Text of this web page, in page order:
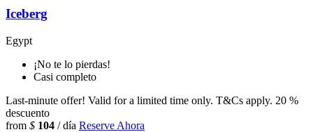
Iceberg
Egypt
¡No te lo pierdas!
Casi completo
Last-minute offer! Valid for a limited time only. T&Cs apply. 20 %
descuento
from $ 104 / día Reserve Ahora